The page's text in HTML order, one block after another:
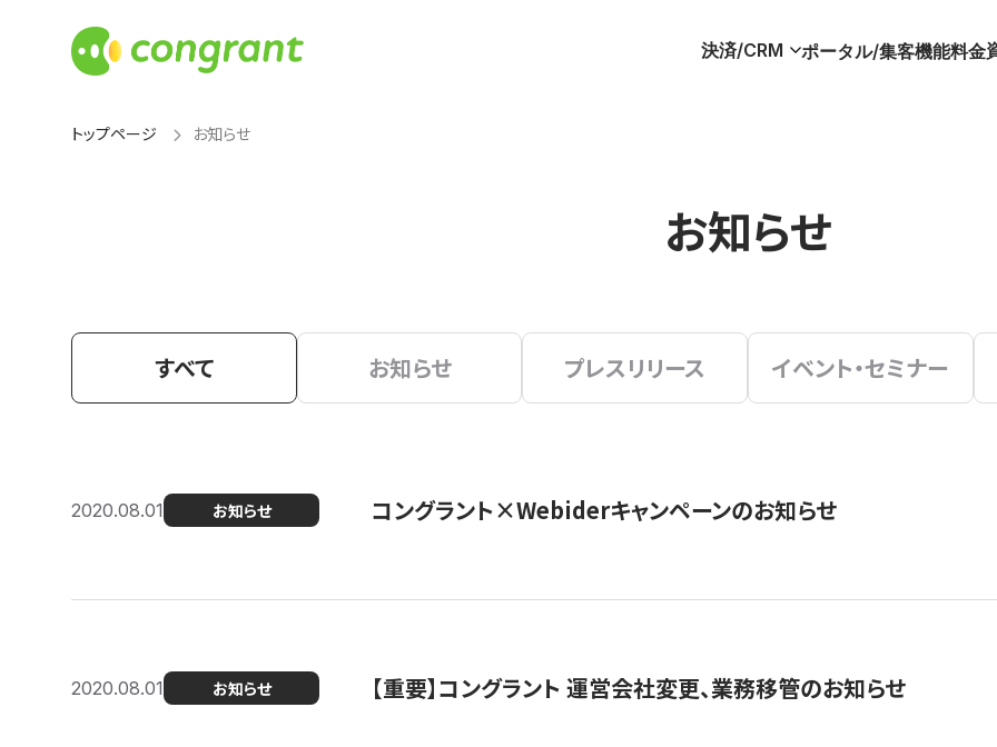
決済/CRM ポータル/集客機能料金
トップページ お知らせ
お知らせ
すべて お知らせ プレスリリース イベント・セミナー
2020.08.01 お知らせ コングラント×Webiderキャンペーンのお知らせ
2020.08.01 お知らせ 【重要】コングラント 運営会社変更、業務移管のお知らせ